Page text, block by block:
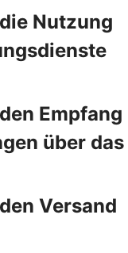
Nutzung
Empfang
über das
Versand